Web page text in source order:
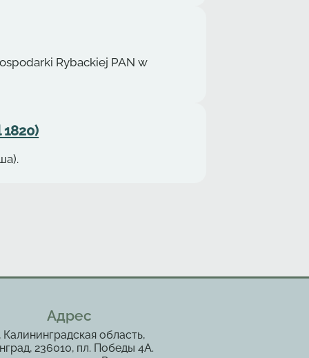
Rybackiej PAN w
Адрес
область,
236010, пл. Победы 4А.